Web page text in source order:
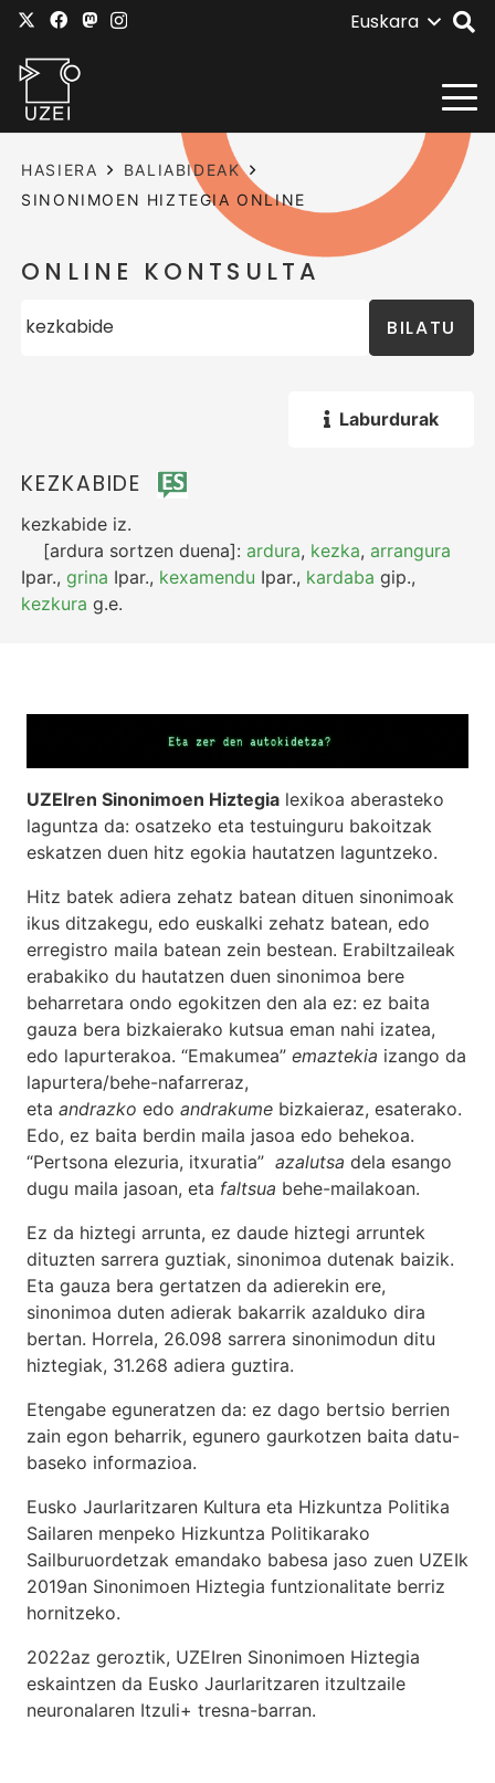
Euskara
HASIERA
BALIABIDEAK
SINONIMOEN HIZTEGIA ONLINE
ONLINE KONTSULTA
BILATU
Laburdurak
KEZKABIDE
kezkabide iz.
[ardura sortzen duena]:ardura, kezka,arrangura
Ipar.,grina Ipar., kexamendu Ipar., kardaba gip.,
kezkura g.e.
UZEIren Sinonimoen Hiztegia lexikoa aberasteko
laguntza da: osatzeko eta testuinguru bakoitzak
eskatzen duen hitz egokia hautatzen laguntzeko.
Hitz batek adiera zehatz batean dituen sinonimoak
ikus ditzakegu, edo euskalki zehatz batean, edo
erregistro maila batean zein bestean. Erabiltzaileak
erabakiko du hautatzen duen sinonimoa bere
beharretara ondo egokitzen den ala ez: ez baita
gauza bera bizkaierako kutsua eman nahi izatea,
edo lapurterakoa. “Emakumea” emaztekia izango da
lapurtera/behe-nafarreraz,
eta andrazko edo andrakume bizkaieraz, esaterako.
Edo, ez baita berdin maila jasoa edo behekoa.
“Pertsona elezuria, itxuratia” azalutsa dela esango
dugu maila jasoan, eta faltsua behe-mailakoan.
Ez da hiztegi arrunta, ez daude hiztegi arruntek
dituzten sarrera guztiak, sinonimoa dutenak baizik.
Eta gauza bera gertatzen da adierekin ere,
sinonimoa duten adierak bakarrik azalduko dira
bertan. Horrela, 26.098 sarrera sinonimodun ditu
hiztegiak, 31.268 adiera guztira.
Etengabe eguneratzen da: ez dago bertsio berrien
zain egon beharrik, egunero gaurkotzen baita datu-
baseko informazioa.
Eusko Jaurlaritzaren Kultura eta Hizkuntza Politika
Sailaren menpeko Hizkuntza Politikarako
Sailburuordetzak emandako babesa jaso zuen UZEIk
2019an Sinonimoen Hiztegia funtzionalitate berriz
hornitzeko.
2022az geroztik, UZEIren Sinonimoen Hiztegia
eskaintzen da Eusko Jaurlaritzaren itzultzaile
neuronalaren Itzuli+ tresna-barran.